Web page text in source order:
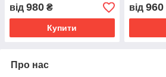
від 980 ₴
Купити
від 960
Про нас